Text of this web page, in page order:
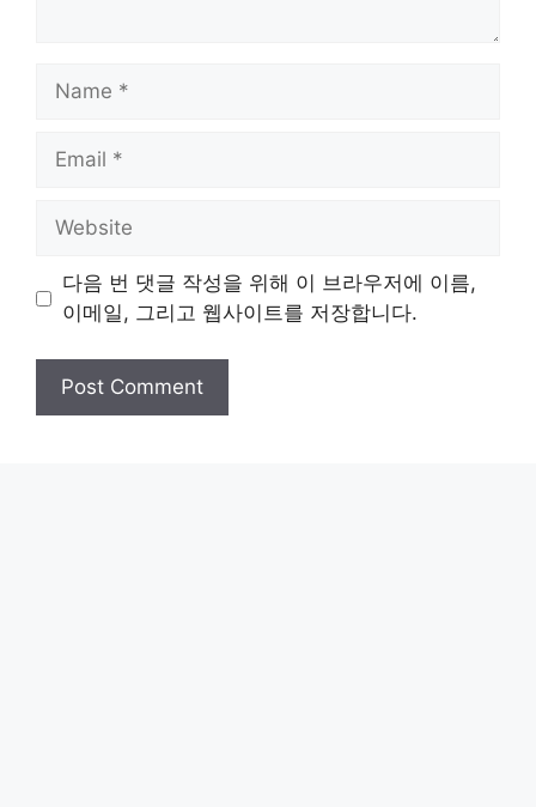
Name
Email
Website
다음 번 댓글 작성을 위해 이 브라우저에 이름,
이메일, 그리고 웹사이트를 저장합니다.